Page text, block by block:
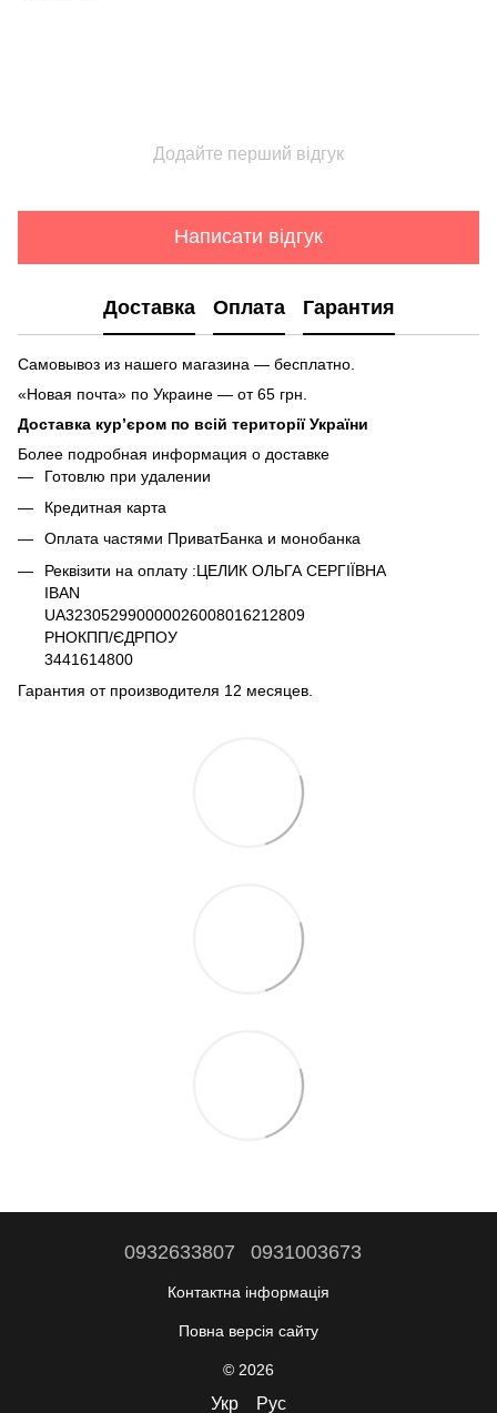
Додайте перший відгук
Написати відгук
Доставка Оплата Гарантия
Самовывоз из нашего магазина — бесплатно.
«Новая почта» по Украине — от 65 грн.
Доставка кур’єром по всій території України
Более подробная информация о доставке
Готовлю при удалении
Кредитная карта
Оплата частями ПриватБанка и монобанка
Реквізити на оплату :ЦЕЛИК ОЛЬГА СЕРГІЇВНА
IBAN
UA323052990000026008016212809
РНОКПП/ЄДРПОУ
3441614800
Гарантия от производителя 12 месяцев.
0932633807 0931003673
Контактна інформація
Повна версія сайту
© 2026
Укр Рус